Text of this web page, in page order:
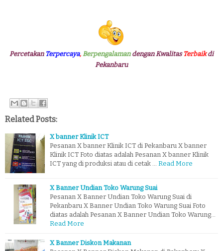
Percetakan Terpercaya, Berpengalamandengan Kwalitas Terbaik di
Pekanbaru
Related Posts:
X banner Klinik ICT
Pesanan X banner Klinik ICT di Pekanbaru X banner
Klinik ICT Foto diatas adalah Pesanan X banner Klinik
ICT yang di produksi atau di cetak …
Read More
X Banner Undian Toko Warung Suai
Pesanan X Banner Undian Toko Warung Suai di
Pekanbaru X Banner Undian Toko Warung Suai Foto
diatas adalah Pesanan X Banner Undian Toko Warung…
Read More
X Banner Diskon Makanan